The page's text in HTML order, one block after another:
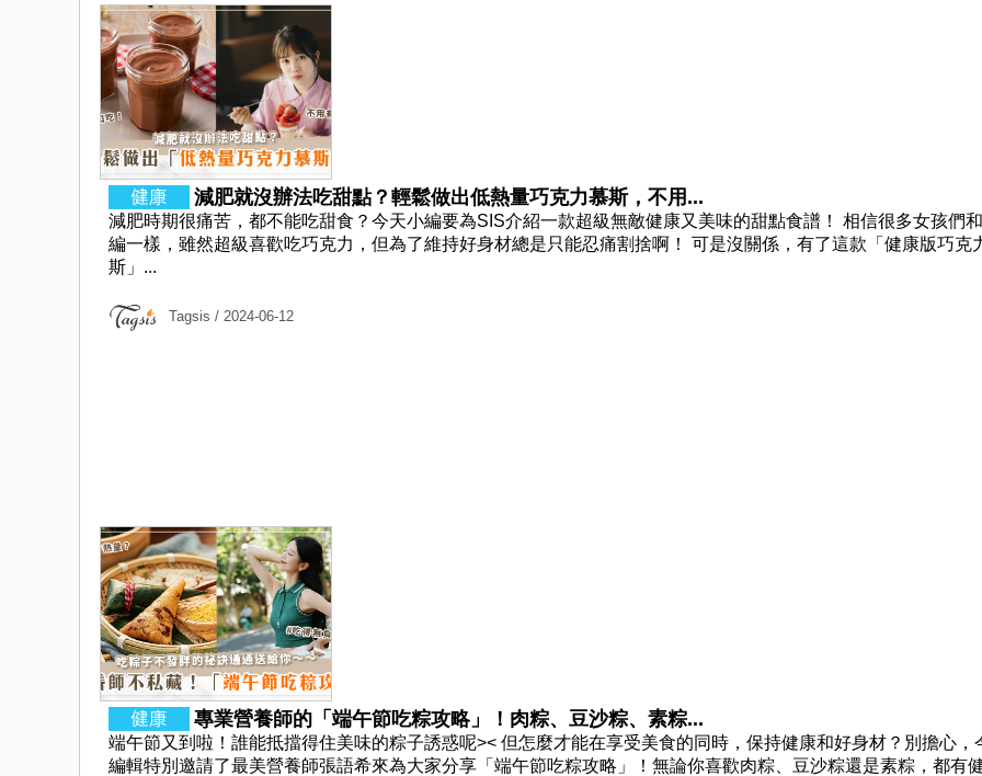
減肥就沒辦法吃甜點？輕鬆做出低熱量巧克力慕斯，不用...
減肥時期很痛苦，都不能吃甜食？今天小編要為SIS介紹一款超級無敵健康又美味的甜點食譜！ 相信很多女孩們
編一樣，雖然超級喜歡吃巧克力，但為了維持好身材總是只能忍痛割捨啊！ 可是沒關係，有了這款「健康版巧克
斯」...
Tagsis / 2024-06-12
專業營養師的「端午節吃粽攻略」！肉粽、豆沙粽、素粽...
端午節又到啦！誰能抵擋得住美味的粽子誘惑呢>< 但怎麼才能在享受美食的同時，保持健康和好身材？別擔心，
編輯特別邀請了最美營養師張語希來為大家分享「端午節吃粽攻略」！無論你喜歡肉粽、豆沙粽還是素粽，都有